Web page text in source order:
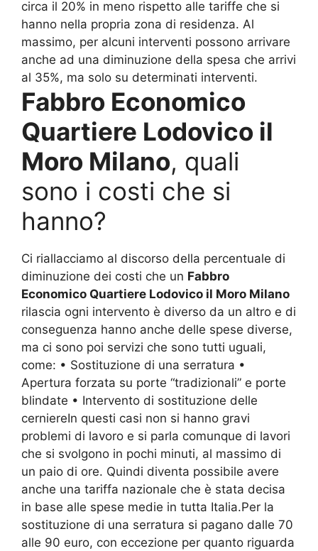
circa il 20% in meno rispetto alle tariffe che si
hanno nella propria zona di residenza. Al
massimo, per alcuni interventi possono arrivare
anche ad una diminuzione della spesa che arrivi
al 35%, ma solo su determinati interventi.
Fabbro Economico
Quartiere Lodovico il
Moro Milano, quali
sono i costi che si
hanno?
Ci riallacciamo al discorso della percentuale di
diminuzione dei costi che un Fabbro
Economico Quartiere Lodovico il Moro Milano
rilascia ogni intervento è diverso da un altro e di
conseguenza hanno anche delle spese diverse,
ma ci sono poi servizi che sono tutti uguali,
come: • Sostituzione di una serratura •
Apertura forzata su porte “tradizionali” e porte
blindate • Intervento di sostituzione delle
cerniereIn questi casi non si hanno gravi
problemi di lavoro e si parla comunque di lavori
che si svolgono in pochi minuti, al massimo di
un paio di ore. Quindi diventa possibile avere
anche una tariffa nazionale che è stata decisa
in base alle spese medie in tutta Italia.Per la
sostituzione di una serratura si pagano dalle 70
alle 90 euro, con eccezione per quanto riguarda